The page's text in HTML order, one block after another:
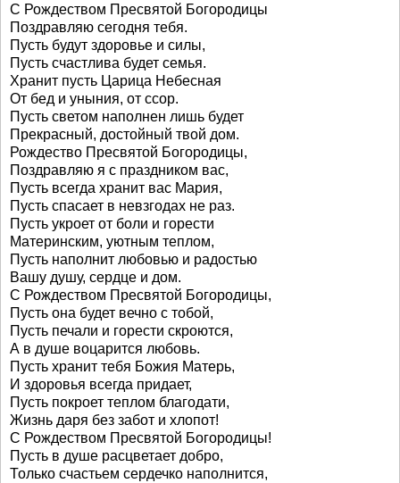
С Рождеством Пресвятой Богородицы
Поздравляю сегодня тебя.
Пусть будут здоровье и силы,
Пусть счастлива будет семья.
Хранит пусть Царица Небесная
От бед и уныния, от ссор.
Пусть светом наполнен лишь будет
Прекрасный, достойный твой дом.
Рождество Пресвятой Богородицы,
Поздравляю я с праздником вас,
Пусть всегда хранит вас Мария,
Пусть спасает в невзгодах не раз.
Пусть укроет от боли и горести
Материнским, уютным теплом,
Пусть наполнит любовью и радостью
Вашу душу, сердце и дом.
С Рождеством Пресвятой Богородицы,
Пусть она будет вечно с тобой,
Пусть печали и горести скроются,
А в душе воцарится любовь.
Пусть хранит тебя Божия Матерь,
И здоровья всегда придает,
Пусть покроет теплом благодати,
Жизнь даря без забот и хлопот!
С Рождеством Пресвятой Богородицы!
Пусть в душе расцветает добро,
Только счастьем сердечко наполнится,